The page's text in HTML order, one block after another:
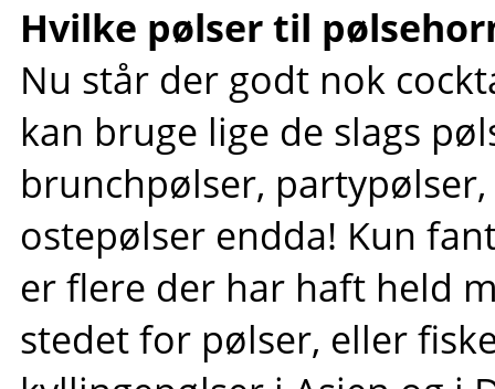
Hvilke pølser til
Nu står der godt nok
kan bruge lige de slags
brunchpølser,
ostepølser endda! Kun
er flere der har haft held
stedet for pølser, eller